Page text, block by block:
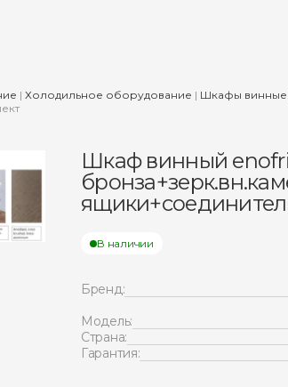
| Холодильное оборудование | Шкафы винные
Шкаф винный
В наличии
Бренд:
Модель:
Страна:
Гарантия: